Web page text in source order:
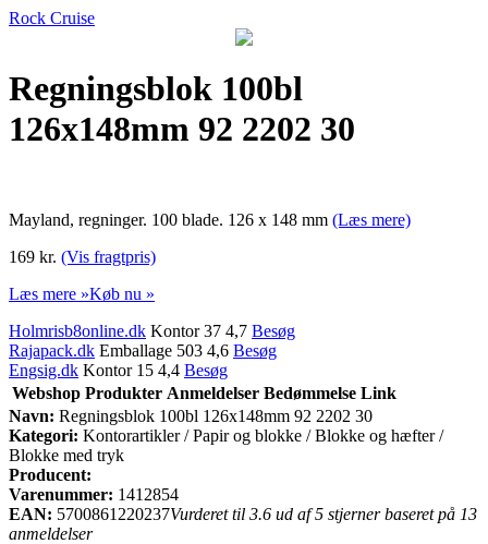
Rock Cruise
Regningsblok 100bl
126x148mm 92 2202 30
Mayland, regninger. 100 blade. 126 x 148 mm (Læs mere)
169 kr. (Vis fragtpris)
Læs mere »Køb nu »
Holmrisb8online.dk Kontor 37 4,7 Besøg
Rajapack.dk Emballage 503 4,6 Besøg
Engsig.dk Kontor 15 4,4 Besøg
Webshop Produkter Anmeldelser Bedømmelse Link
Navn: Regningsblok 100bl 126x148mm 92 2202 30
Kategori: Kontorartikler / Papir og blokke / Blokke og hæfter /
Blokke med tryk
Producent:
Varenummer: 1412854
EAN: 5700861220237Vurderet til 3.6 ud af 5 stjerner baseret på 13
anmeldelser